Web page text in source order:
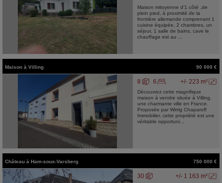
Maison mitoyenne d'1 côté ,de
plein pied, à proximité de la
frontière allemande comprenant 1
cuisine équipée, 2 chambres, un
séjour, 1 salle de bains, cave le
chauffage est au ...
Maison à Villing 90 000 €
+/- 223 m²
8 6
Découvrez cette magnifique
maison à vendre située à Villing,
une charmante ville en France.
Proposée par Wirrig Chaparoff
Immobilier, cette propriété est une
véritable opportuni...
Château à Ham-sous-Varsberg 750 000 €
+/- 1 163 m²
30